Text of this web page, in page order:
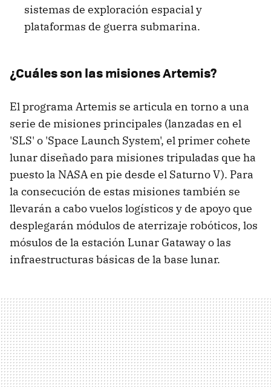
sistemas de exploración espacial y
plataformas de guerra submarina.
¿Cuáles son las misiones Artemis?
El programa Artemis se articula en torno a una
serie de misiones principales (lanzadas en el
'SLS' o 'Space Launch System', el primer cohete
lunar diseñado para misiones tripuladas que ha
puesto la NASA en pie desde el Saturno V). Para
la consecución de estas misiones también se
llevarán a cabo vuelos logísticos y de apoyo que
desplegarán módulos de aterrizaje robóticos, los
mósulos de la estación Lunar Gataway o las
infraestructuras básicas de la base lunar.